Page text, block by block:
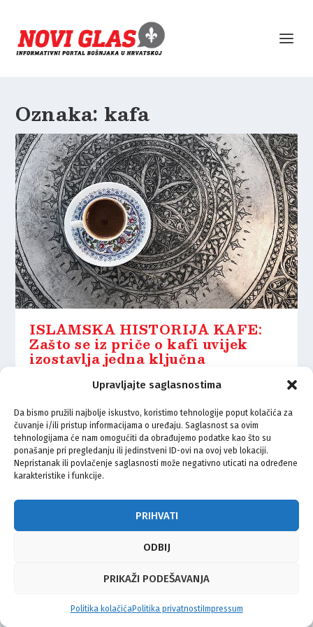
Upravljajte saglasnostima
Da bismo pružili najbolje iskustvo, koristimo tehnologije poput kolačića za
čuvanje i/ili pristup informacijama o uređaju. Saglasnost sa ovim
tehnologijama će nam omogućiti da obrađujemo podatke kao što su
ponašanje pri pregledanju ili jedinstveni ID-ovi na ovoj veb lokaciji.
Nepristanak ili povlačenje saglasnosti može negativno uticati na određene
karakteristike i funkcije.
PRIHVATI
ODBIJ
PRIKAŽI PODEŠAVANJA
Politika kolačićaPolitika privatnosti Impressum
Oznaka: kafa
ISLAMSKA HISTORIJA KAFE:
Zašto se iz priče o kafi uvijek
izostavlja jedna ključna
činjenica?